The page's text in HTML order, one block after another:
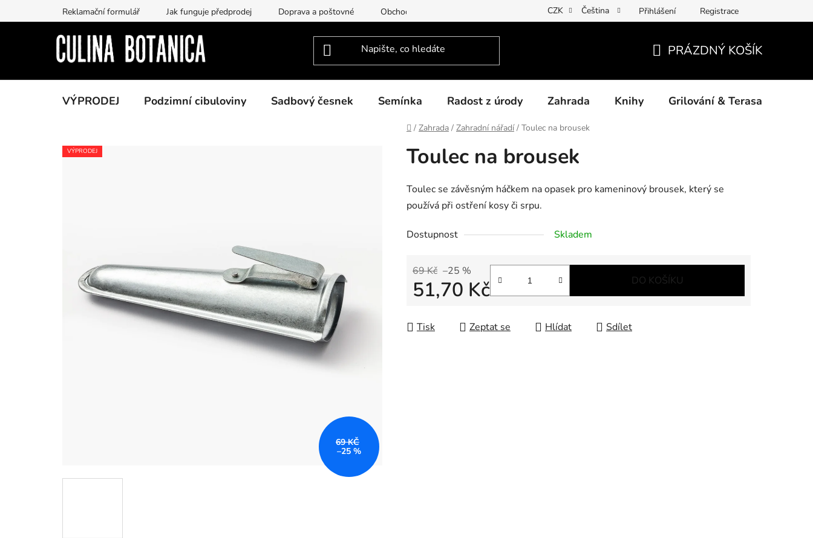
na
Reklamační formulář Jak funguje předprodej Doprava a poštovné Obchodní podmínky Podmínky ochrany osobních údajů Povinné informace a odkazy ÚKZÚZ
CZK Čeština Přihlášení Registrace
KOŠÍK
PRÁZDNÝ KOŠÍK
VÝPRODEJ Podzimní cibuloviny Sadbový česnek Semínka Radost z úrody Zahrada Knihy Grilování & Terasa
Domů
/ Zahrada / Zahradní nářadí / Toulec na brousek
Toulec na brousek
Toulec se závěsným háčkem na opasek pro kameninový brousek, který se
používá při ostření kosy či srpu.
Dostupnost Skladem
69 Kč –25 %
51,70 Kč DO KOŠÍKU
Tisk Zeptat se Hlídat Sdílet
VÝPRODEJ
69 KČ
–25 %